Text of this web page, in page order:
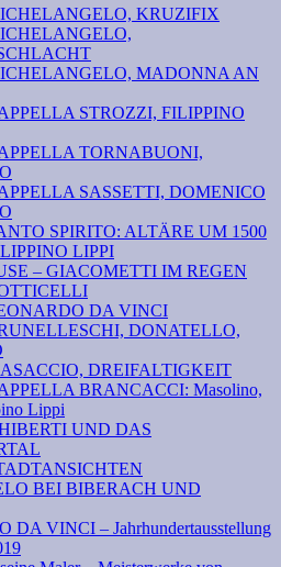
KRUZIFIX
MADONNA AN
STROZZI, FILIPPINO
TORNABUONI,
SASSETTI, DOMENICO
SPIRITO: ALTÄRE UM 1500
LIPPI
– GIACOMETTI IM REGEN
DA VINCI
DONATELLO,
DREIFALTIGKEIT
BRANCACCI: Masolino,
Lippi
UND DAS
BEI BIBERACH UND
DA VINCI – Jahrhundertausstellung